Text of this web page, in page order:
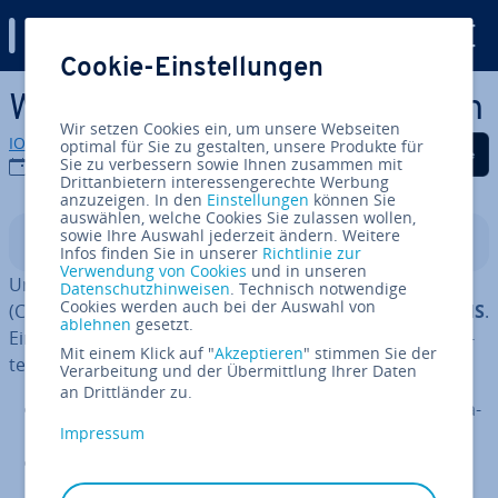
Zum Haupt­in­halt springen
WordPress-Footer be­ar­bei­ten
IONOS Redaktion
20.10.2022
Auf Facebook teilen
Auf Twitter teilen
Auf LinkedIn
In­halts­ver­zeich­nis
Unter derVielzahl an Content Ma­nage­ment Systemen
(CMS) istWordPress das am weitesten ver­brei­te­te CMS.
Eine WordPress-Site besteht aus mehreren Kom­po­nen­
ten:
: die ei­gent­li­che WordPress-In­stal­la­
ti­on
lung der Inhalte
Cookie-Einstellungen
Wir setzen Cookies ein, um unsere Webseiten
optimal für Sie zu gestalten, unsere Produkte für
Sie zu verbessern sowie Ihnen zusammen mit
Drittanbietern interessengerechte Werbung
anzuzeigen. In den Einstellungen können Sie
auswählen, welche Cookies Sie zulassen wollen,
sowie Ihre Auswahl jederzeit ändern. Weitere
Infos finden Sie in unserer Richtlinie zur
Verwendung von Cookies und in unseren
Datenschutzhinweisen. Technisch notwendige
Cookies werden auch bei der Auswahl von
ablehnen gesetzt.
Mit einem Klick auf "Akzeptieren" stimmen Sie der
Verarbeitung und der Übermittlung Ihrer Daten
an Drittländer zu.
Impressum